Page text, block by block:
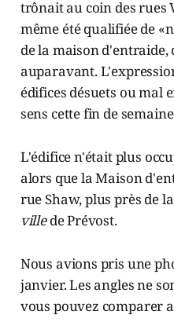
trônait au coin des rues
même été qualifiée de
de la maison
auparavant.
édifices désuets ou mal
sens cette fin de
L'édifice n'était plus
alors que la Maison
rue Shaw, plus près de
villede Prévost.
Nous avions pris une
janvier. Les angles ne
vous pouvez comparer